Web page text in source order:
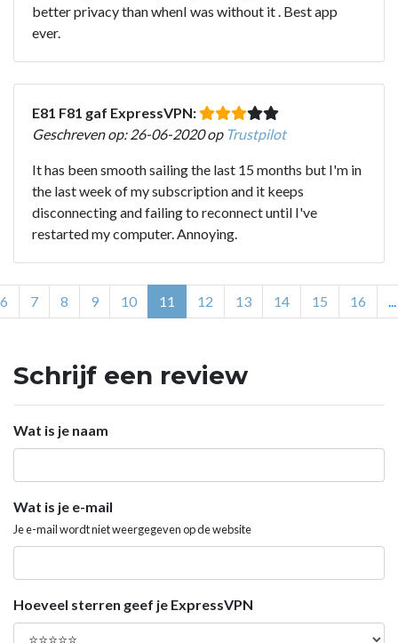
better privacy than whenI was without it . Best app
ever.
E81 F81 gaf ExpressVPN:
Geschreven op: 26-06-2020 op Trustpilot
It has been smooth sailing the last 15 months but I'm in
the last week of my subscription and it keeps
disconnecting and failing to reconnect until I've
restarted my computer. Annoying.
6 7 8 9 10 11 12 13 14 15 16 ...
Schrijf een review
Wat is je naam
Wat is je e-mail
Je e-mail wordt niet weergegeven op de website
Hoeveel sterren geef je ExpressVPN